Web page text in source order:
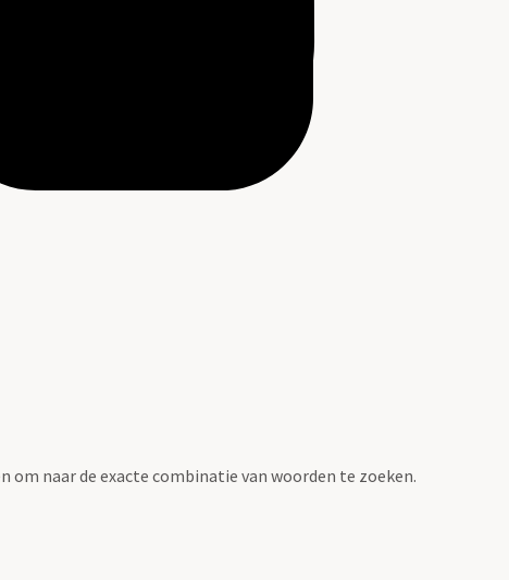
om naar de exacte combinatie van woorden te zoeken.